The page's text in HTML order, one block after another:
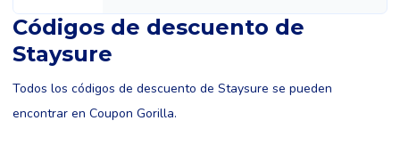
Códigos de descuento de
Staysure
Todos los códigos de descuento de Staysure se pueden
encontrar en Coupon Gorilla.